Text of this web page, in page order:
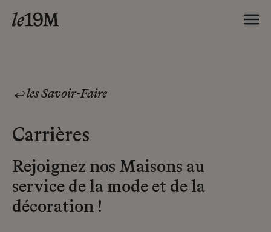
les Savoir-Faire
Carrières
Rejoignez nos Maisons au
service de la mode et de la
décoration !